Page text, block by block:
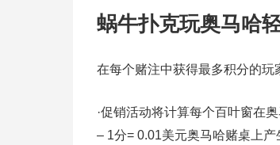
蜗牛扑克玩奥马哈
在每个赌注中获得最多积分的玩
·促销活动将计算每个百叶窗在
– 1分= 0.01美元奥马哈赌桌上产